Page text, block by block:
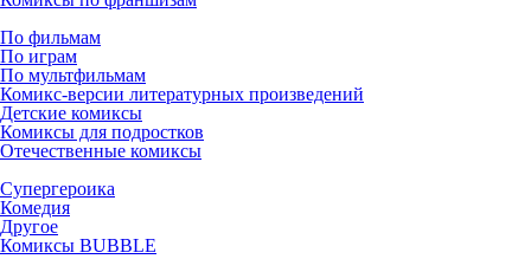
По фильмам
По играм
По мультфильмам
Комикс-версии литературных произведений
Детские комиксы
Комиксы для подростков
Отечественные комиксы
Супергероика
Комедия
Другое
Комиксы BUBBLE